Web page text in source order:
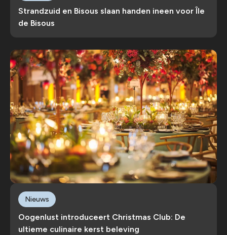
Strandzuid en Bisous slaan handen ineen voor Île
de Bisous
Oogenlust introduceert Christmas Club: De
ultieme culinaire kerst beleving
Nieuws